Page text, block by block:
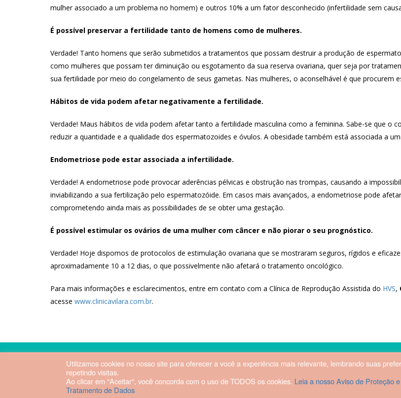
mulher associado a um problema no homem) e outros 10% a um fator desconhecido (infertilidade sem
É possível preservar a fertilidade tanto de homens como de mulheres.
Verdade! Tanto homens que serão submetidos a tratamentos que possam destruir a produção de
como mulheres que possam ter diminuição ou esgotamento da sua reserva ovariana, quer seja por
sua fertilidade por meio do congelamento de seus gametas. Nas mulheres, o aconselhável é que procurem
Hábitos de vida podem afetar negativamente a fertilidade.
Verdade! Maus hábitos de vida podem afetar tanto a fertilidade masculina como a feminina. Sabe-se que o
reduzir a quantidade e a qualidade dos espermatozoides e óvulos. A obesidade também está associada a
Endometriose pode estar associada a infertilidade.
Verdade! A endometriose pode provocar aderências pélvicas e obstrução nas trompas, causando a
inviabilizando a sua fertilização pelo espermatozóide. Em casos mais avançados, a endometriose pode
comprometendo ainda mais as possibilidades de se obter uma gestação.
É possível estimular os ovários de uma mulher com câncer e não piorar o seu prognóstico.
Verdade! Hoje dispomos de protocolos de estimulação ovariana que se mostraram seguros, rígidos e
aproximadamente 10 a 12 dias, o que possivelmente não afetará o tratamento oncológico.
Para mais informações e esclarecimentos, entre em contato com a Clínica de Reprodução Assistida do HVS,
acesse www.clinicavilara.com.br.
Utilizamos cookies no nosso site para oferecer a você a experiência mais relevante, lembrando suas
repetindo visitas.
Ao clicar em "Aceitar", você concorda com o uso de TODOS os cookies. Leia a nosso Aviso de Proteção e
Tratamento de Dados
2026 © Hospital Vila da Serra. Todos os direitos reservados.
Diretor Técnico: Fabrício
Rezende Dias | CRM-MG 56879